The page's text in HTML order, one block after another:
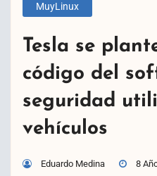
MuyLinux
Tesla se
código del
seguridad
vehículos
Eduardo Medina 8